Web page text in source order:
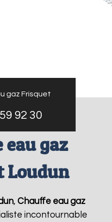
gaz Frisquet
92 30
gaz
Loudun
,Chauffe eau gaz
incontournable